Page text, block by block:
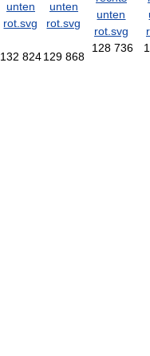
132 824129 868
128 736